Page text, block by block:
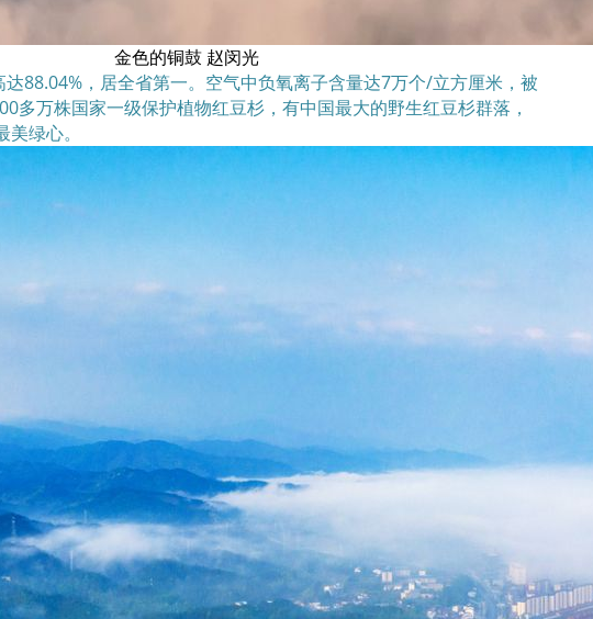
金色的铜鼓 赵闵光
88.04%，居全省第一。空气中负氧离子含量达7万个/立方厘米，被
多万株国家一级保护植物红豆杉，有中国最大的野生红豆杉群落，
绿心。